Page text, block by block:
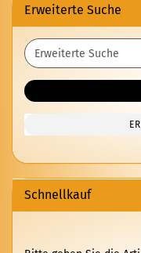
Erweiterte Suche
Erweiterte
Suche
Schnellkauf